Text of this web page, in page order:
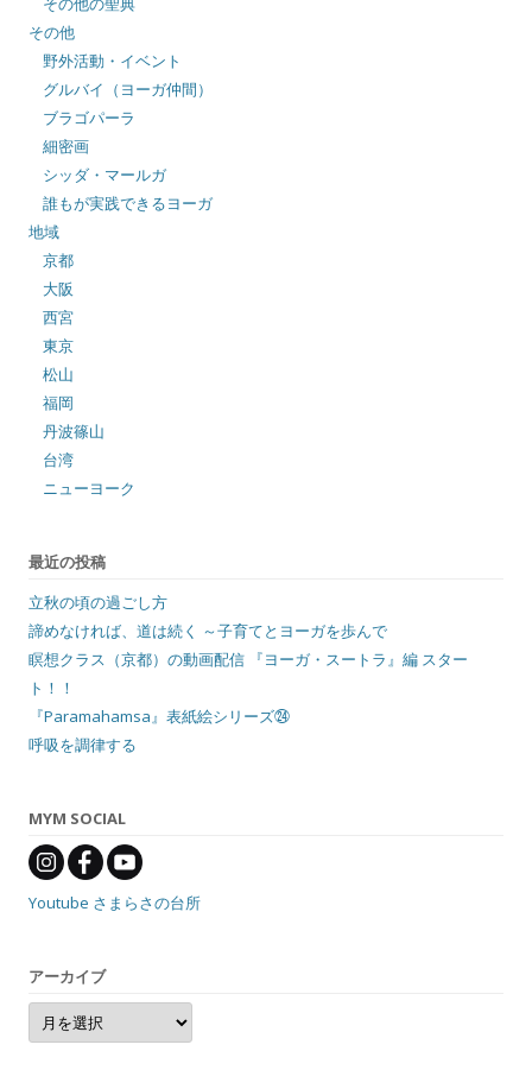
その他
野外活動・イベント
グルバイ（ヨーガ仲間）
ブラゴパーラ
細密画
シッダ・マールガ
誰もが実践できるヨーガ
地域
京都
大阪
西宮
東京
松山
福岡
丹波篠山
台湾
ニューヨーク
最近の投稿
立秋の頃の過ごし方
諦めなければ、道は続く ～子育てとヨーガを歩んで
瞑想クラス（京都）の動画配信 『ヨーガ・スートラ』編 スター
ト！！
『Paramahamsa』表紙絵シリーズ㉔
呼吸を調律する
MYM SOCIAL
Youtube さまらさの台所
アーカイブ
ア
ー
カ